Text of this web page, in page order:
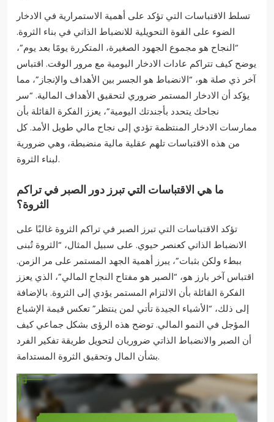
تسلط الاقتباسات التي تؤكد على أهمية الاستمرارية في الادخار
الضوء على القوة التحويلية للانضباط الذاتي في بناء الثروة.
“النجاح هو مجموع الجهود الصغيرة، المتكررة يومًا بعد يوم”،
يوضح كيف تتراكم عادات الادخار اليومية مع مرور الوقت. اقتباس
آخر ذي صلة هو، “الانضباط هو الجسر بين الأهداف والإنجاز”، مما
يؤكد أن الادخار المستمر ضروري لتحقيق الأهداف المالية. “سر
نجاحك يتحدد بأجندتك اليومية”، يعزز الفكرة القائلة بأن
ممارسات الادخار المنتظمة تؤدي إلى نجاح مالي طويل الأمد. كل
من هذه الاقتباسات تلهم عقلية مالية منضبطة، وهي ضرورية
لبناء الثروة.
ما هي الاقتباسات التي تبرز دور الصبر في تراكم
الثروة؟
تؤكد الاقتباسات التي تبرز الصبر في تراكم الثروة غالبًا على
الانضباط الذاتي كعنصر حيوي. على سبيل المثال، “الثروة تُبنى
ببطء ولكن بثبات”، يبرز أهمية الجهد المستمر على مر الزمن.
اقتباس آخر بارز هو، “الصبر هو مفتاح النجاح المالي”، الذي يعزز
الفكرة القائلة بأن الالتزام المستمر يؤدي إلى الثروة. بالإضافة
إلى ذلك، “الأشياء الجيدة تأتي لمن ينتظر” تعكس قيمة الإشباع
المؤجل في النمو المالي. توضح هذه الرؤى بشكل جماعي كيف
أن الصبر والانضباط الذاتي ضروريان لتحويل طريقة تفكير الفرد
بشأن المال وتحقيق الثروة المستدامة.